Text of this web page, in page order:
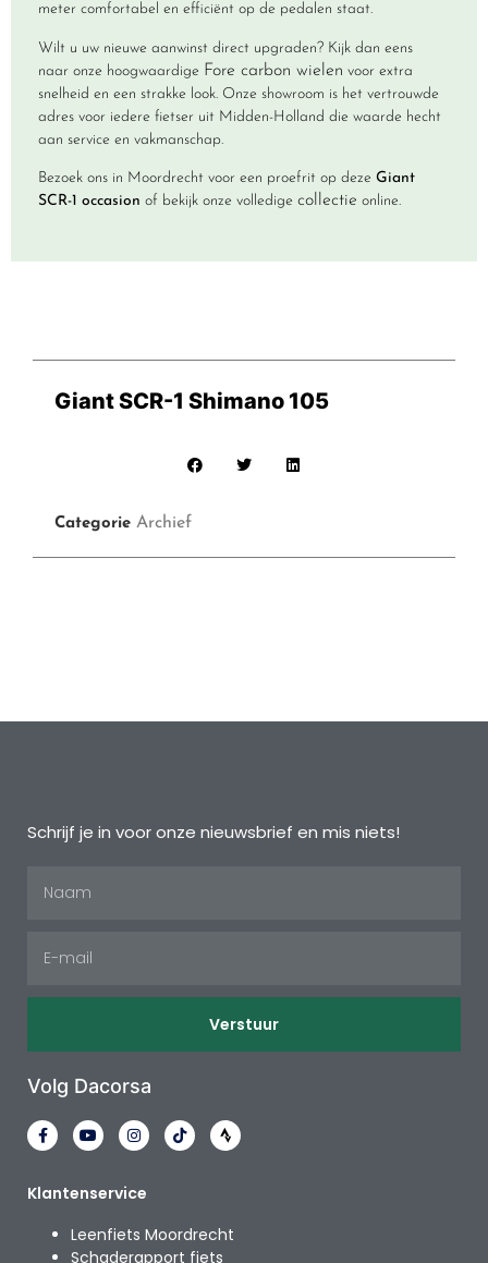
meter comfortabel en efficiënt op de pedalen staat.
Wilt u uw nieuwe aanwinst direct upgraden? Kijk dan eens
naar onze hoogwaardige Fore carbon wielen voor extra
snelheid en een strakke look. Onze showroom is het vertrouwde
adres voor iedere fietser uit Midden-Holland die waarde hecht
aan service en vakmanschap.
Bezoek ons in Moordrecht voor een proefrit op deze Giant
SCR-1 occasion of bekijk onze volledige collectie online.
Giant SCR-1 Shimano 105
Categorie Archief
Schrijf je in voor onze nieuwsbrief en mis niets!
Verstuur
Volg Dacorsa
Klantenservice
Leenfiets Moordrecht
Schaderapport fiets